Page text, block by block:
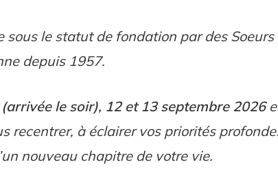
sous le statut de fondation par des Soeurs
depuis 1957.
le soir), 12 et 13 septembre 2026
recentrer, à éclairer vos priorités
nouveau chapitre de votre vie.